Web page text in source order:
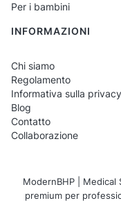
posizione.
I bracciali
il giorno di
Sì, i modelli
intenso.
Per i bambini
INFORMAZIONI
Chi siamo
Regolamento
Informativa sulla privacy
Blog
Contatto
Collaborazione
ModernBHP | Medical
premium per